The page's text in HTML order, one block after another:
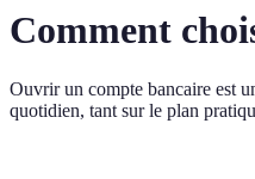
Comment
Ouvrir un compte bancaire est
quotidien, tant sur le plan